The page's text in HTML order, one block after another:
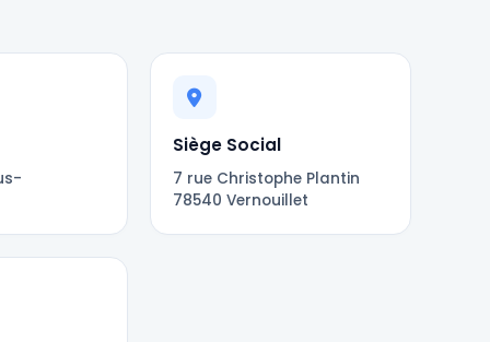
Siège Social
7 rue Christophe Plantin
78540 Vernouillet